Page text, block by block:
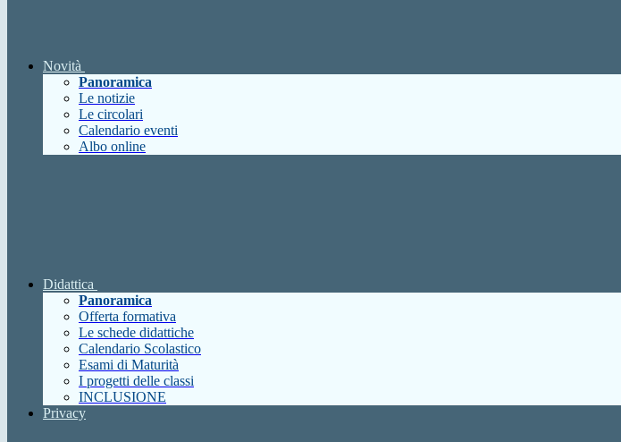
Novità
Panoramica
Le notizie
Le circolari
Calendario eventi
Albo online
Didattica
Panoramica
Offerta formativa
Le schede didattiche
Calendario Scolastico
Esami di Maturità
I progetti delle classi
INCLUSIONE
Privacy